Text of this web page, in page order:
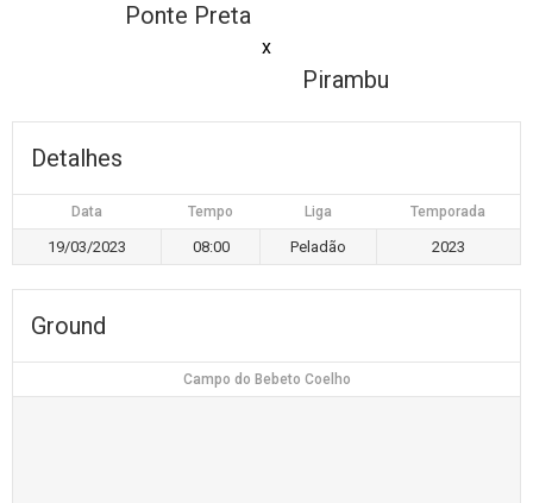
Ponte Preta
x
Pirambu
Detalhes
Data Tempo Liga Temporada
19/03/2023 08:00 Peladão 2023
Ground
Campo do Bebeto Coelho